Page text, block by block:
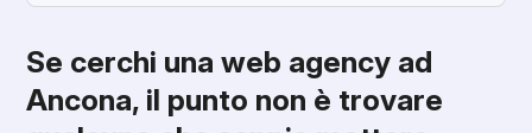
Se cerchi una web agency ad
Ancona, il punto non è trovare